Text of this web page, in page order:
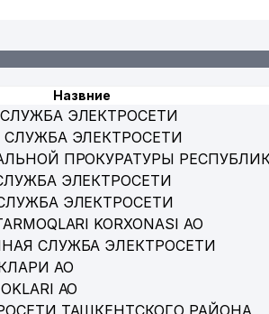
Назвние
ЭЛЕКТРОСЕТИ
ЭЛЕКТРОСЕТИ
ПРОКУРАТУРЫ
ЭЛЕКТРОСЕТИ
ЭЛЕКТРОСЕТИ
KORXONASI АО
СЛУЖБА ЭЛЕКТРОСЕТИ
АО
АО
ТАШКЕНТСКОГО РАЙОНА